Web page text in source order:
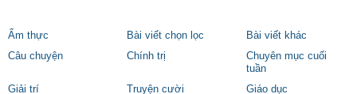
Ẩm thực Bài viết chọn lọc
Bài viết khác
Câu chuyện
Chính trị
Chuyên mục cuối
tuần
Giải trí
Truyện cười
Giáo dục